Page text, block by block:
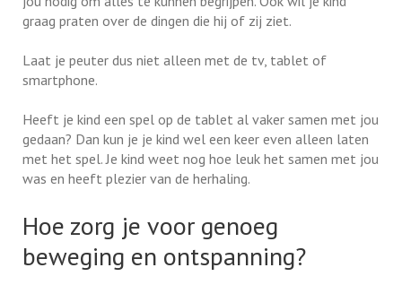
graag praten over de dingen die hij of zij ziet.
Laat je peuter dus niet alleen met de tv, tablet of
smartphone.
Heeft je kind een spel op de tablet al vaker samen met jou
gedaan? Dan kun je je kind wel een keer even alleen laten
met het spel. Je kind weet nog hoe leuk het samen met jou
was en heeft plezier van de herhaling.
Hoe zorg je voor genoeg
beweging en ontspanning?